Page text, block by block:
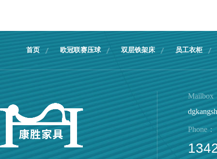
首页 欧冠联赛压球 双层铁架床 员工衣柜
Mailbox
Phone：